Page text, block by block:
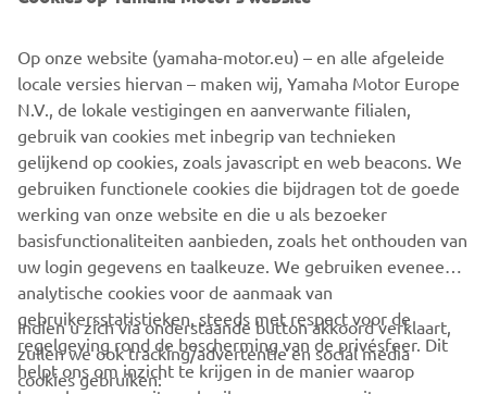
MEER NIEUWS
CORPORATE
Op onze website (yamaha-motor.eu) – en alle afgeleide
locale versies hiervan – maken wij, Yamaha Motor Europe
N.V., de lokale vestigingen en aanverwante filialen,
gebruik van cookies met inbegrip van technieken
gelijkend op cookies, zoals javascript en web beacons. We
gebruiken functionele cookies die bijdragen tot de goede
werking van onze website en die u als bezoeker
basisfunctionaliteiten aanbieden, zoals het onthouden van
uw login gegevens en taalkeuze. We gebruiken eveneens
analytische cookies voor de aanmaak van
gebruikersstatistieken, steeds met respect voor de
regelgeving rond de bescherming van de privésfeer. Dit
helpt ons om inzicht te krijgen in de manier waarop
Indien u zich via onderstaande button akkoord verklaart,
zullen we ook tracking/advertentie en social media
cookies gebruiken: